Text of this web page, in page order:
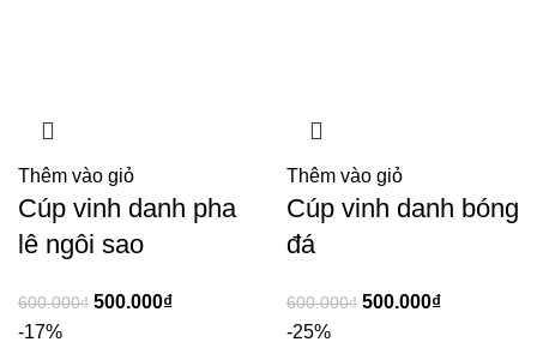
Thêm vào giỏ
Cúp vinh danh pha
lê ngôi sao
600.000₫ 500.000₫
Thêm vào giỏ
Cúp vinh danh bóng
đá
600.000₫ 500.000₫
-17%
-25%